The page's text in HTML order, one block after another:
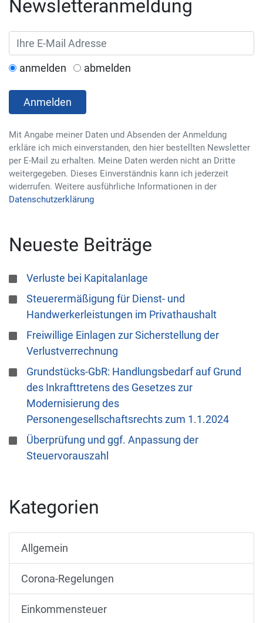
Newsletteranmeldung
anmelden abmelden
Anmelden
Mit Angabe meiner Daten und Absenden der Anmeldung
erkläre ich mich einverstanden, den hier bestellten Newsletter
per E-Mail zu erhalten. Meine Daten werden nicht an Dritte
weitergegeben. Dieses Einverständnis kann ich jederzeit
widerrufen. Weitere ausführliche Informationen in der
Datenschutzerklärung
Neueste Beiträge
Verluste bei Kapitalanlage
Steuerermäßigung für Dienst- und
Handwerkerleistungen im Privathaushalt
Freiwillige Einlagen zur Sicherstellung der
Verlustverrechnung
Grundstücks-GbR: Handlungsbedarf auf Grund
des Inkrafttretens des Gesetzes zur
Modernisierung des
Personengesellschaftsrechts zum 1.1.2024
Überprüfung und ggf. Anpassung der
Steuervorauszahl
Kategorien
Allgemein
Corona-Regelungen
Einkommensteuer